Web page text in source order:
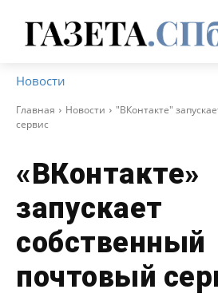
Новости
Главная Новости
"ВКонтакте"
сервис
«ВКонтакте»
запускает
собственный
почтовый